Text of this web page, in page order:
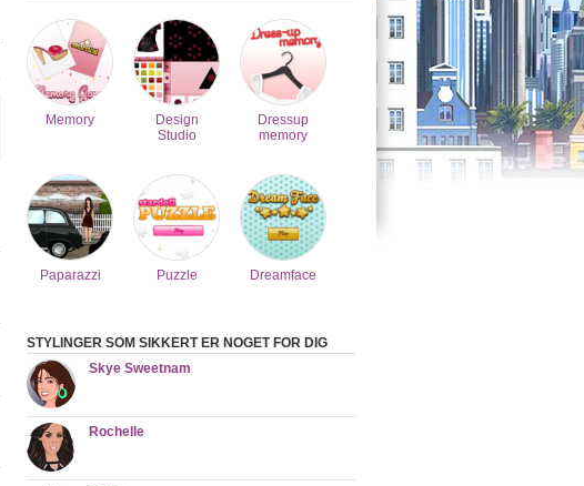
Memory
Design
Studio
Dressup
memory
Paparazzi Puzzle Dreamface
STYLINGER SOM SIKKERT ER NOGET FOR DIG
Skye Sweetnam
Rochelle